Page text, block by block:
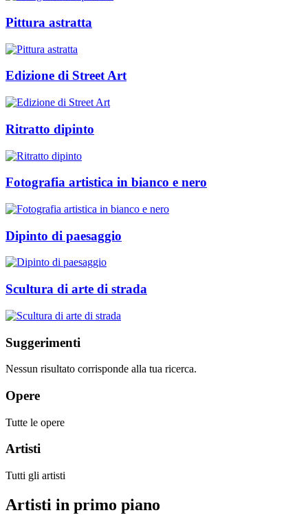
Pittura astratta
Edizione di Street Art
Ritratto dipinto
Fotografia artistica in bianco e nero
Dipinto di paesaggio
Scultura di arte di strada
Suggerimenti
Nessun risultato corrisponde alla tua ricerca.
Opere
Tutte le opere
Artisti
Tutti gli artisti
Artisti in primo piano